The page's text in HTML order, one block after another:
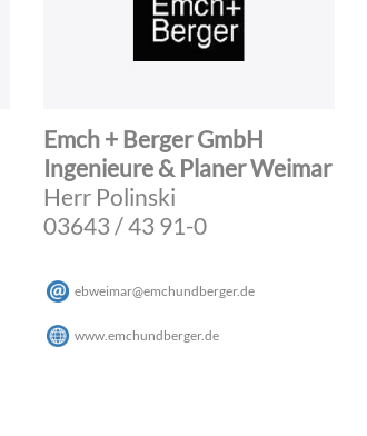
Emch + Berger GmbH
Ingenieure & Planer Weimar
Herr Polinski
03643 / 43 91-0
ebweimar@emchundberger.de
www.emchundberger.de